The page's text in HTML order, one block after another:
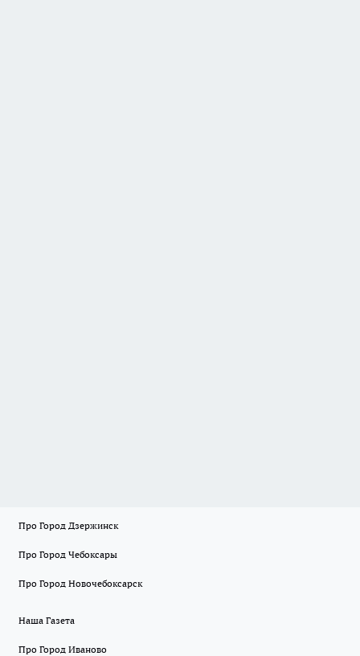
Про Город Дзержинск
Про Город Чебоксары
Про Город Новочебоксарск
Наша Газета
Про Город Иваново